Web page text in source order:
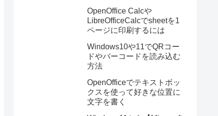
OpenOffice Calcや
LibreOfficeCalcでsheetを1
ページに印刷するには
Windows10や11でQRコー
ドやバーコードを読み込む
方法
OpenOfficeでテキストボッ
クスを使って好きな位置に
文字を書く